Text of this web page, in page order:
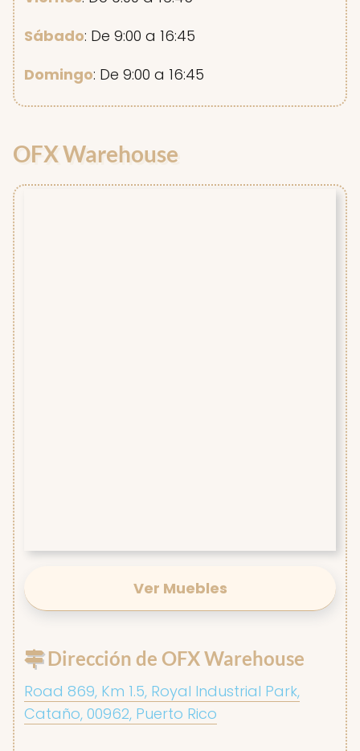
Sábado: De 9:00 a 16:45
Domingo: De 9:00 a 16:45
OFX Warehouse
Ver Muebles
Dirección de OFX Warehouse
Road 869, Km 1.5, Royal Industrial Park,
Cataño, 00962, Puerto Rico